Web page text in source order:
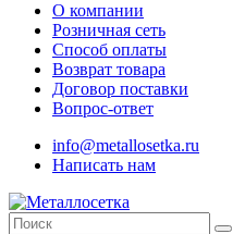
О компании
Розничная сеть
Способ оплаты
Возврат товара
Договор поставки
Вопрос-ответ
info@metallosetka.ru
Написать нам